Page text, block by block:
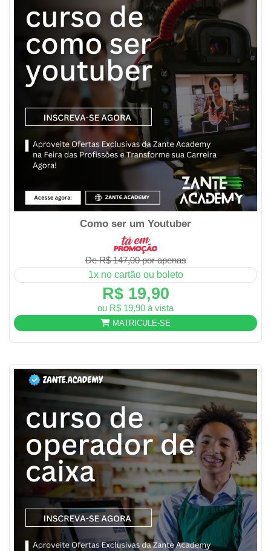
Como ser um Youtuber
De R$ 147,00 por apenas
1x no cartão ou boleto
R$ 19,90
ou R$ 19,90 à vista
MATRICULE-SE